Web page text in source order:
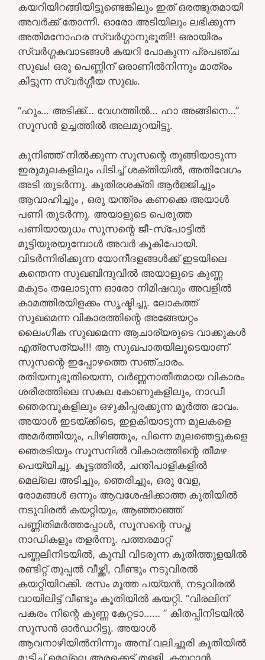
കയറിയിറങ്ങിയിട്ടുണ്ടെങ്കിലും ഇത് ഒരത്ഭുതമായി
അവർക്ക് തോന്നീ. ഓരോ അടിയിലും ലഭിക്കുന്ന
അതിമനോഹര സ്വർഗ്ഗാനുഭൂതി!! ഒരായിരം
സ്വർഗ്ഗകവാടങ്ങൾ കയറി പോകുന്ന പ്രപഞ്ച
സുഖം! ഒരു പെണ്ണിന് ഒരാണിൽനിന്നും മാത്രം
കിട്ടുന്ന സ്വർഗ്ഗീയ സുഖം.
“ഹും… അടിക്ക്… വേഗത്തിൽ… ഹാ അങ്ങിനെ…”
സൂസൻ ഉച്ചത്തിൽ അലമുറയിട്ടു.
കുനിഞ്ഞ് നിൽക്കുന്ന സൂസന്റെ തൂങ്ങിയാടുന്ന
ഇരുമുലകളിലും പിടിച്ച് ശക്തിയിൽ, അതിവേഗം
അടി തുടർന്നു. കുതിരശക്തി ആർജ്ജിച്ചും
ആവാഹിച്ചും , ഒരു യന്ത്രം കണക്കെ അയാൾ
പണി തുടർന്നു. അയാളുടെ പെരുത്ത
പണിയായുധം സൂസന്റെ ജീ-സ്പോട്ടിൽ
മുട്ടിയുരയുമ്പോൾ അവർ കൂകിപോയീ.
വിടർന്നിരിക്കുന്ന യോനീദളങ്ങൾക്ക് ഇടയിലെ
കന്തെന്ന സുഖബിന്ദുവിൽ അയാളുടെ കുണ്ണ
മകുടം തലോടുന്ന ഓരോ നിമിഷവും അവളിൽ
കാമത്തിരയിളക്കം സൃഷ്ടിച്ചു. ലോകത്ത്
സുഖമെന്ന വികാരത്തിന്റെ അങ്ങേയറ്റം
ലൈംഗീക സുഖമെന്ന ആചാര്യരുടെ വാക്കുകൾ
എത്രസത്യം!!! ആ സുഖപാതയിലൂടെയാണ്
സൂസന്റെ ഇപ്പോഴത്തെ സഞ്ചാരം.
രതിയനുഭൂതിയെന്ന, വർണ്ണനാതീതമായ വികാരം
ശരീരത്തിലെ സകല കോണുകളിലും, നാഡീ
ഞെരമ്പുകളിലും ഒഴുകിപ്പരക്കുന്ന മൂർത്ത ഭാവം.
അയാൾ ഇടയ്ക്കിടെ, ഇളകിയാടുന്ന മുലകളെ
അമർത്തിയും, പിഴിഞ്ഞും, പിന്നെ മുലഞെട്ടുകളെ
ഞെരടിയും സൂസനിൽ വികാരത്തിന്റെ തീമഴ
പെയ്യിച്ചു. കൂട്ടത്തിൽ, ചന്തിപാളികളിൽ
മെല്ലെ അടിച്ചും, ഞെരിച്ചും, ഒരു വേള,
രോമങ്ങൾ ഒന്നും ആവശേഷിക്കാത്ത കൂതിയിൽ
നടുവിരൽ കയറ്റിയും, ആഞ്ഞാഞ്ഞ്
പണ്ണിതിമർത്തപ്പോൾ, സൂസന്റെ സപ്ത
നാഡികളും തളർന്നു. പത്തരമാറ്റ്
പണ്ണലിനിടയിൽ, കൂമ്പി വിടരുന്ന കൂതിത്തുളയിൽ
രണ്ടിറ്റ് തുപ്പൽ വീഴ്ത്തി, വീണ്ടും നടുവിരൽ
കയറ്റിയിറക്കി. രസം മൂത്ത പയ്യൻ, നടുവിരൽ
വായിലിട്ട് വീണ്ടും കൂതിയിൽ കയറ്റി. “വിരലിന്
പകരം നിന്റെ കുണ്ണ കേറ്റടാ…… ” കിതപ്പിനിടയിൽ
സൂസൻ ഓർഡറിട്ടു. അയാൾ
ആവനാഴിയിൽനിന്നും അമ്പ് വലിച്ചൂരി കൂതിയിൽ
മുട്ടിച്ച് മെല്ലെ അരക്കെട്ട് തള്ളി. കയറാൻ